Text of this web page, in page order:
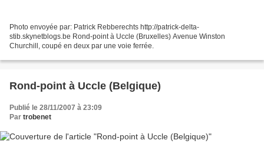
Photo envoyée par: Patrick Rebberechts http://patrick-delta-
stib.skynetblogs.be Rond-point à Uccle (Bruxelles) Avenue Winston
Churchill, coupé en deux par une voie ferrée.
Rond-point à Uccle (Belgique)
Publié le 28/11/2007 à 23:09
Par trobenet